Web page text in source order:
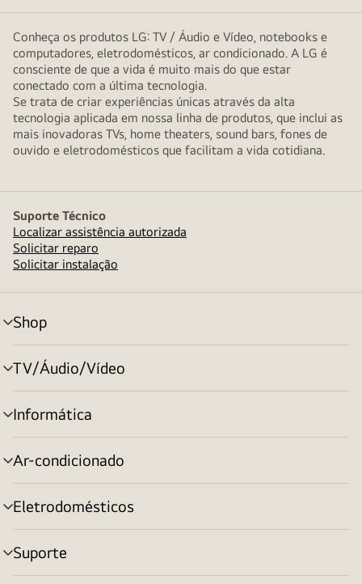
Conheça os produtos LG: TV / Áudio e Vídeo, notebooks e
computadores, eletrodomésticos, ar condicionado. A LG é
consciente de que a vida é muito mais do que estar
conectado com a última tecnologia.
Se trata de criar experiências únicas através da alta
tecnologia aplicada em nossa linha de produtos, que inclui as
mais inovadoras TVs, home theaters, sound bars, fones de
ouvido e eletrodomésticos que facilitam a vida cotidiana.
Suporte Técnico
Localizar assistência autorizada
Solicitar reparo
Solicitar instalação
Shop
alternar
menu
TV/Áudio/Vídeo
alternar
menu
Informática
alternar
menu
Ar-condicionado
alternar
menu
Eletrodomésticos
alternar
menu
Suporte
alternar
menu